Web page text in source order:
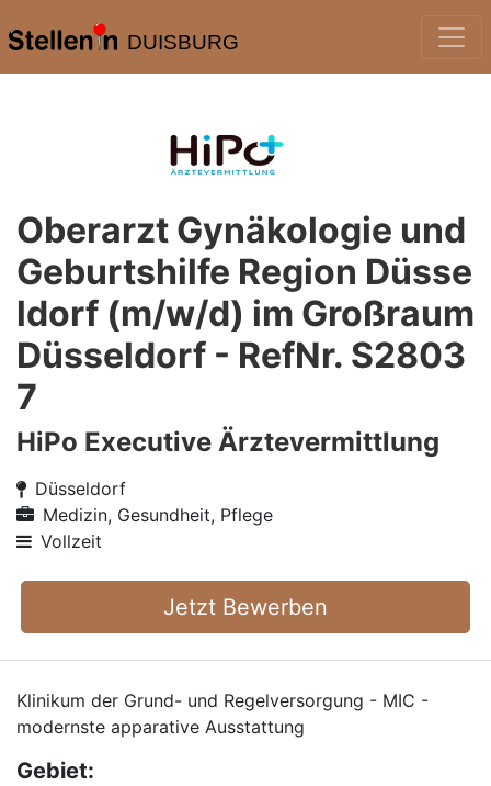
DUISBURG
Oberarzt Gynäkologie und
Geburtshilfe Region Düsse
ldorf (m/w/d) im Großraum
Düsseldorf - RefNr. S2803
7
HiPo Executive Ärztevermittlung
Düsseldorf
Medizin, Gesundheit, Pflege
Vollzeit
Jetzt Bewerben
Klinikum der Grund- und Regelversorgung - MIC -
modernste apparative Ausstattung
Gebiet: